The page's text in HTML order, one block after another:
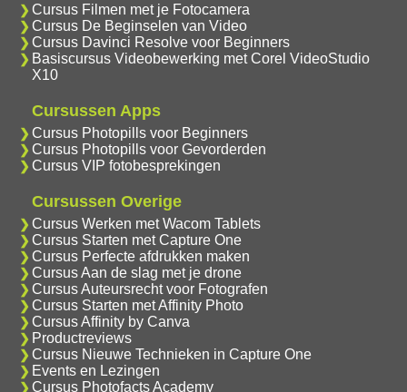
Cursus Filmen met je Fotocamera
Cursus De Beginselen van Video
Cursus Davinci Resolve voor Beginners
Basiscursus Videobewerking met Corel VideoStudio
X10
Cursussen Apps
Cursus Photopills voor Beginners
Cursus Photopills voor Gevorderden
Cursus VIP fotobesprekingen
Cursussen Overige
Cursus Werken met Wacom Tablets
Cursus Starten met Capture One
Cursus Perfecte afdrukken maken
Cursus Aan de slag met je drone
Cursus Auteursrecht voor Fotografen
Cursus Starten met Affinity Photo
Cursus Affinity by Canva
Productreviews
Cursus Nieuwe Technieken in Capture One
Events en Lezingen
Cursus Photofacts Academy